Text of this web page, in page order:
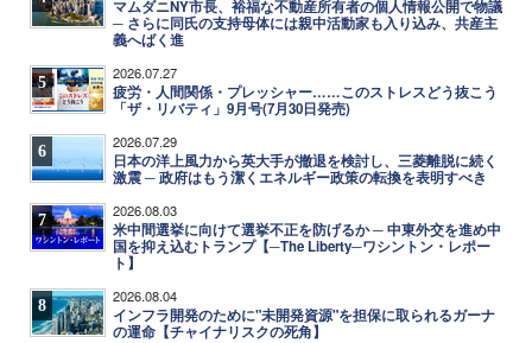
マムダニNY市長、裕福な不動産所有者の個人情報公開で物議
─ さらに同氏の支持母体には親中活動家も入り込み、共産主
義へばく進
5 2026.07.27
疲労・人間関係・プレッシャー……このストレスどう抜こう
「ザ・リバティ」9月号(7月30日発売)
6 2026.07.29
日本の洋上風力から英大手が撤退を検討し、三菱離脱に続く
激震 ─ 政府はもう潔くエネルギー政策の転換を表明すべき
7 2026.08.03
米中間選挙に向けて選挙不正を防げるか ─ 中東外交を進め中
国を抑え込むトランプ【─The Liberty─ワシントン・レポー
ト】
8 2026.08.04
インフラ開発のために"未開発資源"を担保に取られるガーナ
の運命【チャイナリスクの死角】